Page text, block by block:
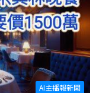
AI主播報新聞